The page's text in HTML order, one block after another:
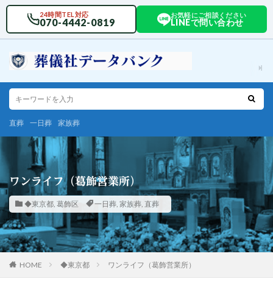
24時間TEL対応
070-4442-0819
お気軽にご相談ください
LINEで問い合わせ
直葬 一日葬 家族葬
ワンライフ（葛飾営業所）
◆東京都, 葛飾区 一日葬, 家族葬, 直葬
HOME ◆東京都 ワンライフ（葛飾営業所）